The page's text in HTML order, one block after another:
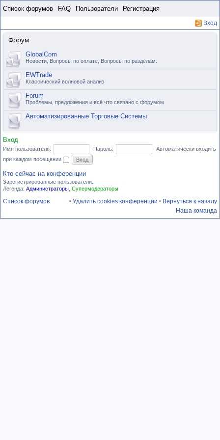
Список форумов FAQ Пользователи Регистрация
Вход
Форум
GlobalCom
Новости, Вопросы по оплате, Вопросы по разделам.
EWTrade
Классический волновой анализ
Forum
Проблемы, предложения и всё что связано с форумом
Автоматизированные Торговые Системы
Вход
Имя пользователя: Пароль:
Автоматически входить
при каждом посещении
Кто сейчас на конференции
Зарегистрированные пользователи:
Легенда: Администраторы Супермодераторы
Список форумов • Вернуться к началу
• Удалить cookies конференции
Наша команда